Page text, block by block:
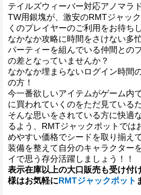
テイルズウィーバー対応アノマラ
TW用銀塊が、激安のRMTジャッ
くのプレイヤーのご利用をお待ち
なかなか攻略に時間をさけない多
パーティーを組んでいる仲間との
の差となっていませんか？
なかなか埋まらないログイン時間
の方！
今一番欲しいアイテムがゲーム内
に買われていくのをただ見ている
そんな思いをされている方に快適
るよう、RMTジャックポットでは
めやすい価格でシードを取り揃え
装備を整えて自分のキャラクター
イで思う存分活躍しましょう！！
表示在庫以上の大口販売も受け付
様はお気軽にRMTジャックポット